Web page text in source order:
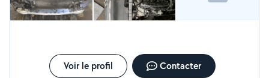
Voir le profil Contacter